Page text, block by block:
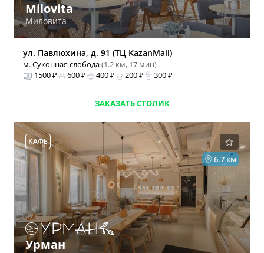
Milovita
Миловита
ул. Павлюхина, д. 91 (ТЦ KazanMall)
м. Суконная слобода(1.2 км, 17 мин)
1500 ₽
600 ₽ 400 ₽ 200 ₽ 300 ₽
ЗАКАЗАТЬ СТОЛИК
КАФЕ
6.7 км
Урман